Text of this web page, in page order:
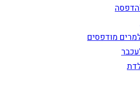
מודפסים